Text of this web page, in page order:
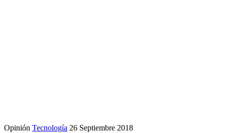
Opinión Tecnología 26 Septiembre 2018